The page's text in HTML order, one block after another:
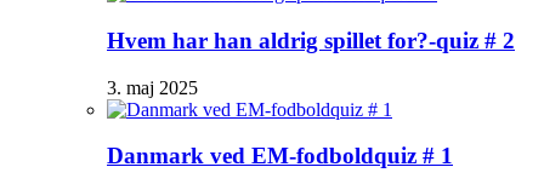
Hvem har han aldrig spillet for?-quiz # 2
3. maj 2025
Danmark ved EM-fodboldquiz # 1